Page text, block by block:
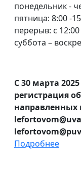
понедельник -
пятница: 8:00 -
перерыв: с
суббота –
С 30 марта
регистрация
направленных
Подробнее